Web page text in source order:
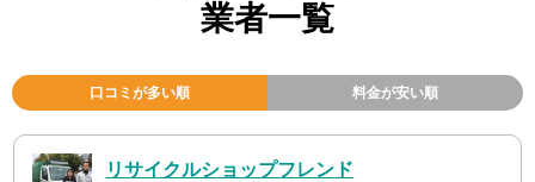
業者一覧
口コミが多い順 料金が安い順
リサイクルショップフレンド